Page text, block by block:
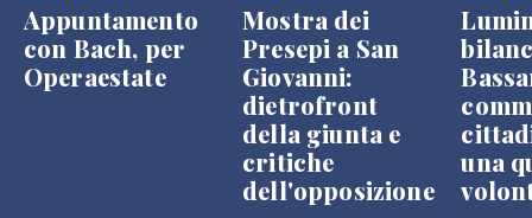
Appuntamento
con Bach, per
Operaestate
Mostra dei
Presepi a San
Giovanni:
dietrofront
della giunta e
critiche
dell'opposizione
una